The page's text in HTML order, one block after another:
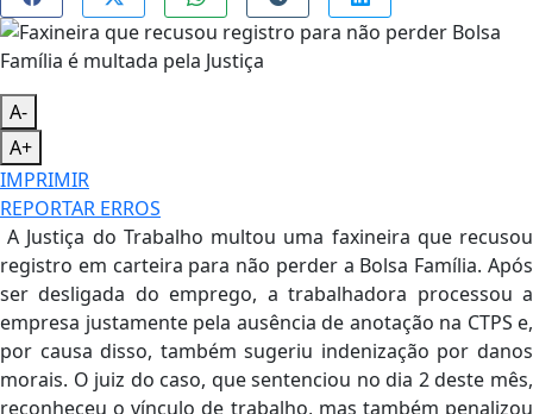
A-
A+
IMPRIMIR
REPORTAR ERROS
A Justiça do Trabalho multou uma faxineira que recusou
registro em carteira para não perder a Bolsa Família. Após
ser desligada do emprego, a trabalhadora processou a
empresa justamente pela ausência de anotação na CTPS e,
por causa disso, também sugeriu indenização por danos
morais. O juiz do caso, que sentenciou no dia 2 deste mês,
reconheceu o vínculo de trabalho, mas também penalizou